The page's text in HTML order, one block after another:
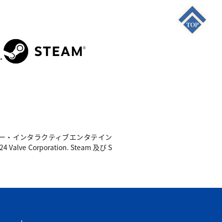
インタラクティブエンタテイン
Valve Corporation. Steam 及び S